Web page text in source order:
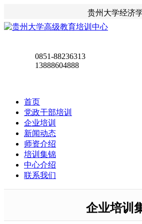
贵州大学经济
0851-88236313
13888604888
首页
党政干部培训
企业培训
新闻动态
师资介绍
培训集锦
中心介绍
联系我们
企业培训